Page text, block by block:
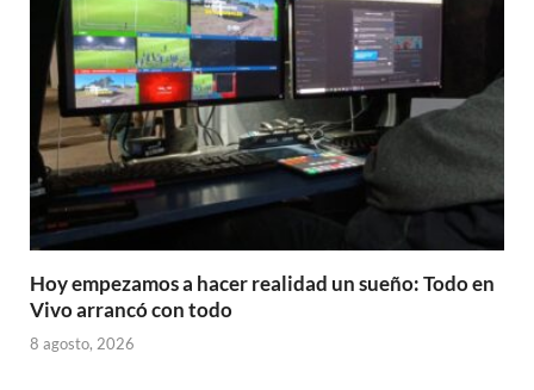
Hoy empezamos a hacer realidad un sueño: Todo en
Vivo arrancó con todo
8 agosto, 2026